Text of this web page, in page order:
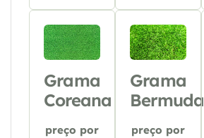
Grama
Coreana
preço por
Grama
Bermuda
preço por